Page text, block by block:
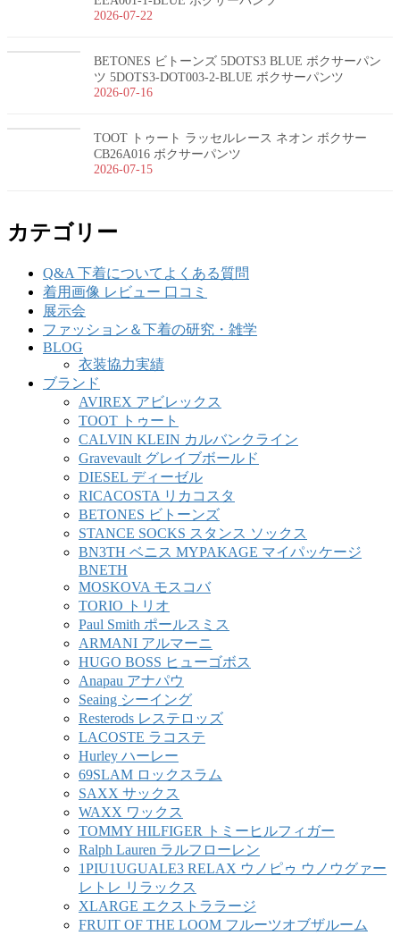
2026-07-22
BETONES ビトーンズ 5DOTS3 BLUE ボクサーパン
ツ 5DOTS3-DOT003-2-BLUE ボクサーパンツ
2026-07-16
TOOT トゥート ラッセルレース ネオン ボクサー
CB26A016 ボクサーパンツ
2026-07-15
カテゴリー
Q&A 下着についてよくある質問
着用画像 レビュー 口コミ
展示会
ファッション＆下着の研究・雑学
BLOG
衣装協力実績
ブランド
AVIREX アビレックス
TOOT トゥート
CALVIN KLEIN カルバンクライン
Gravevault グレイブボールド
DIESEL ディーゼル
RICACOSTA リカコスタ
BETONES ビトーンズ
STANCE SOCKS スタンス ソックス
BN3TH ベニス MYPAKAGE マイパッケージ
BNETH
MOSKOVA モスコバ
TORIO トリオ
Paul Smith ポールスミス
ARMANI アルマーニ
HUGO BOSS ヒューゴボス
Anapau アナパウ
Seaing シーイング
Resterods レステロッズ
LACOSTE ラコステ
Hurley ハーレー
69SLAM ロックスラム
SAXX サックス
WAXX ワックス
TOMMY HILFIGER トミーヒルフィガー
Ralph Lauren ラルフローレン
1PIU1UGUALE3 RELAX ウノピゥ ウノウグァー
レトレ リラックス
XLARGE エクストララージ
FRUIT OF THE LOOM フルーツオブザルーム